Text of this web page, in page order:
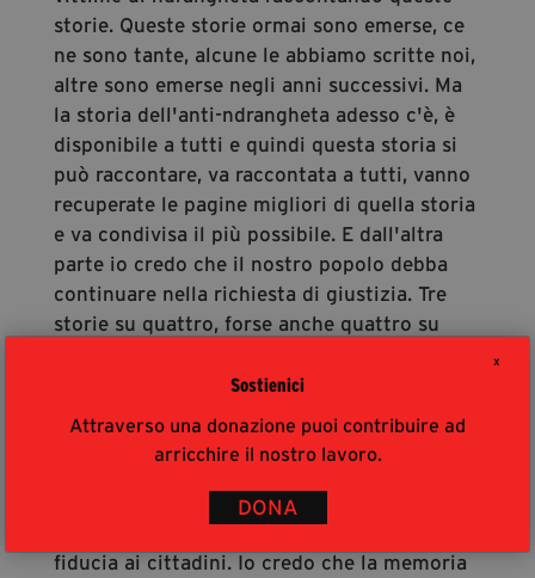
X
Sostienici
Attraverso una donazione puoi contribuire ad
arricchire il nostro lavoro.
DONA
storie. Queste storie ormai sono emerse, ce
ne sono tante, alcune le abbiamo scritte noi,
altre sono emerse negli anni successivi. Ma
la storia dell'anti-ndrangheta adesso c'è, è
disponibile a tutti e quindi questa storia si
può raccontare, va raccontata a tutti, vanno
recuperate le pagine migliori di quella storia
e va condivisa il più possibile. E dall'altra
parte io credo che il nostro popolo debba
continuare nella richiesta di giustizia. Tre
storie su quattro, forse anche quattro su
nei tribunali. Io credo che noi dobbiamo
continuare a chiedere che si faccia verità e
che si faccia giustizia su queste storie e
restituire un po' di dignità alle istituzioni
che sono state violate e restituire un po' di
fiducia ai cittadini. Io credo che la memoria